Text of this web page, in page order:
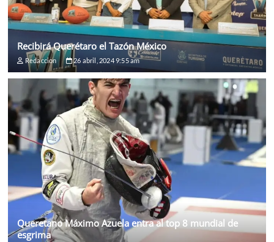
Recibirá Querétaro el Tazón México
Redaccion 26 abril, 2024 9:55 am
Queretano Máximo Azuela entra al top 8 mundial de
esgrima